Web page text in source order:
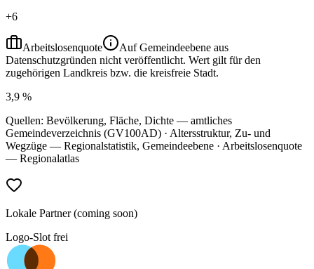
+6
Arbeitslosenquote
Auf Gemeindeebene aus
Datenschutzgründen nicht veröffentlicht. Wert gilt für den
zugehörigen Landkreis bzw. die kreisfreie Stadt.
3,9 %
Quellen: Bevölkerung, Fläche, Dichte — amtliches
Gemeindeverzeichnis (GV100AD) · Altersstruktur, Zu- und
Wegzüge — Regionalstatistik, Gemeindeebene · Arbeitslosenquote
— Regionalatlas
Lokale Partner (coming soon)
Logo-Slot frei